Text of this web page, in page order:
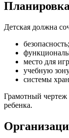
Детская должна
безопасность;
место для
учебную
системы
Грамотный чертеж
ребенка.